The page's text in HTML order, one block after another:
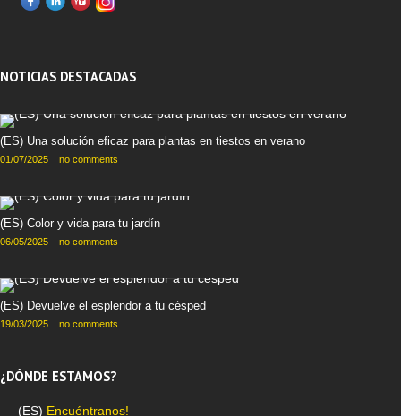
NOTICIAS DESTACADAS
(ES) Una solución eficaz para plantas en tiestos en verano
01/07/2025 no comments
(ES) Color y vida para tu jardín
06/05/2025 no comments
(ES) Devuelve el esplendor a tu césped
19/03/2025 no comments
¿DÓNDE ESTAMOS?
(ES) Encuéntranos!